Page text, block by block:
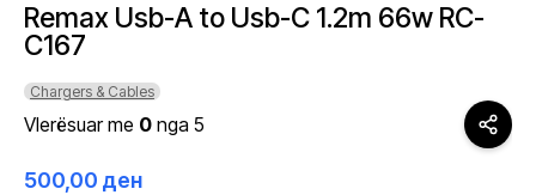
Remax Usb-A to Usb-C 1.2m 66w RC-
C167
Chargers & Cables
Vlerësuar me 0 nga 5
500,00 ден